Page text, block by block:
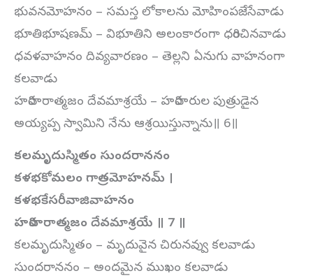
భువనమోహనం – సమస్త లోకాలను మోహింపజేసేవాడు
భూతిభూషణమ్ – విభూతిని అలంకారంగా ధరించినవాడు
ధవళవాహనం దివ్యవారణం – తెల్లని ఏనుగు వాహనంగా
కలవాడు
హరిహరాత్మజం దేవమాశ్రయే – హరిహరుల పుత్రుడైన
అయ్యప్ప స్వామిని నేను ఆశ్రయిస్తున్నాను॥ 6॥
కలమృదుస్మితం సుందరాననం
కళభకోమలం గాత్రమోహనమ్ ।
కళభకేసరీవాజివాహనం
హరిహరాత్మజం దేవమాశ్రయే ॥ 7 ॥
కలమృదుస్మితం – మృదువైన చిరునవ్వు కలవాడు
సుందరాననం – అందమైన ముఖం కలవాడు